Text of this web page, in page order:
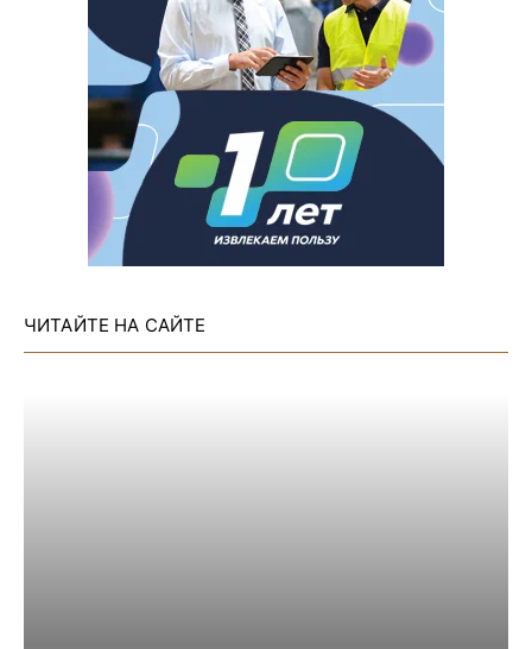
ЧИТАЙТЕ НА САЙТЕ